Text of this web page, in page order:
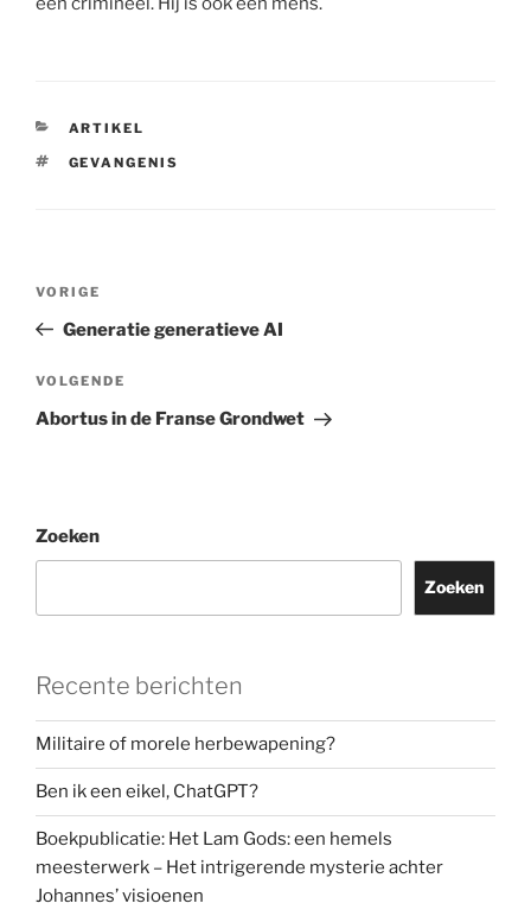
CATEGORIEËN
ARTIKEL
TAGS
GEVANGENIS
Vorig
bericht
VORIGE
Generatie generatieve AI
Volgend
bericht
VOLGENDE
Abortus in de Franse Grondwet
Zoeken
Zoeken
Recente berichten
Militaire of morele herbewapening?
Ben ik een eikel, ChatGPT?
Boekpublicatie: Het Lam Gods: een hemels
meesterwerk – Het intrigerende mysterie achter
Johannes’ visioenen